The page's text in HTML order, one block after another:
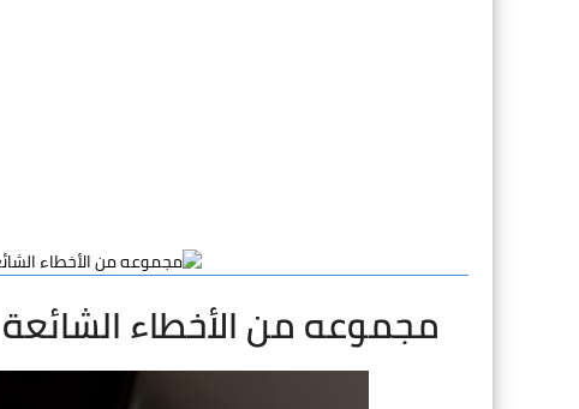
مجموعه من الأخطاء